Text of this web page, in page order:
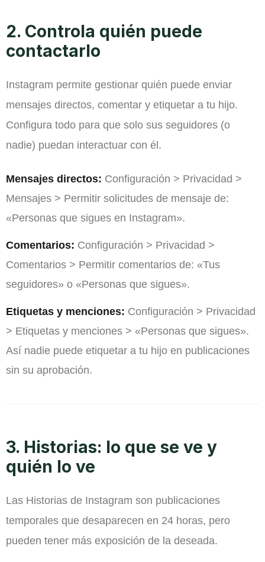
2. Controla quién puede
contactarlo
Instagram permite gestionar quién puede enviar
mensajes directos, comentar y etiquetar a tu hijo.
Configura todo para que solo sus seguidores (o
nadie) puedan interactuar con él.
Mensajes directos: Configuración > Privacidad >
Mensajes > Permitir solicitudes de mensaje de:
«Personas que sigues en Instagram».
Comentarios: Configuración > Privacidad >
Comentarios > Permitir comentarios de: «Tus
seguidores» o «Personas que sigues».
Etiquetas y menciones: Configuración > Privacidad
> Etiquetas y menciones > «Personas que sigues».
Así nadie puede etiquetar a tu hijo en publicaciones
sin su aprobación.
3. Historias: lo que se ve y
quién lo ve
Las Historias de Instagram son publicaciones
temporales que desaparecen en 24 horas, pero
pueden tener más exposición de la deseada.